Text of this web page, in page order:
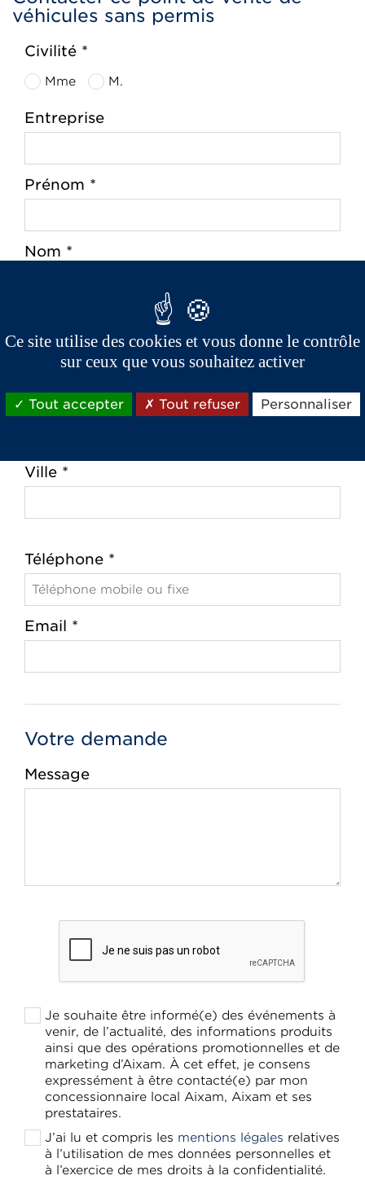
véhicules sans permis
Civilité *
Mme M.
Entreprise
Prénom *
Nom *
Adresse *
Code postal *
Ville *
Téléphone *
Email *
Votre demande
Message
Je souhaite être informé(e) des événements à
venir, de l’actualité, des informations produits
ainsi que des opérations promotionnelles et de
marketing d’Aixam. À cet effet, je consens
expressément à être contacté(e) par mon
concessionnaire local Aixam, Aixam et ses
prestataires.
J’ai lu et compris les mentions légales relatives
à l’utilisation de mes données personnelles et
à l’exercice de mes droits à la confidentialité.
Ce site utilise des cookies et vous donne le contrôle
sur ceux que vous souhaitez activer
Tout accepter Tout refuser Personnaliser